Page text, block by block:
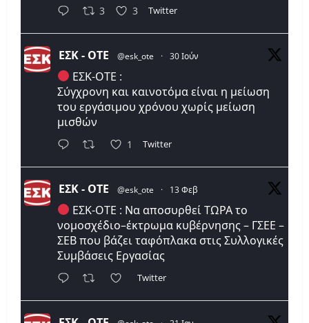
3 3 Twitter
ΕΣΚ - ΟΤΕ @esk_ote · 30 Ιούν
ΕΣΚ-ΟΤΕ :
Σύγχρονη και καινοτόμα είναι η μείωση
του εργάσιμου χρόνου χωρίς μείωση
μισθών
1 Twitter
ΕΣΚ - ΟΤΕ @esk_ote · 13 Φεβ
ΕΣΚ-ΟΤΕ : Να αποσυρθεί ΤΩΡΑ το
νομοσχέδιο–έκτρωμα κυβέρνησης – ΓΣΕΕ –
ΣΕΒ που βάζει ταφόπλακα στις Συλλογικές
Συμβάσεις Εργασίας
Twitter